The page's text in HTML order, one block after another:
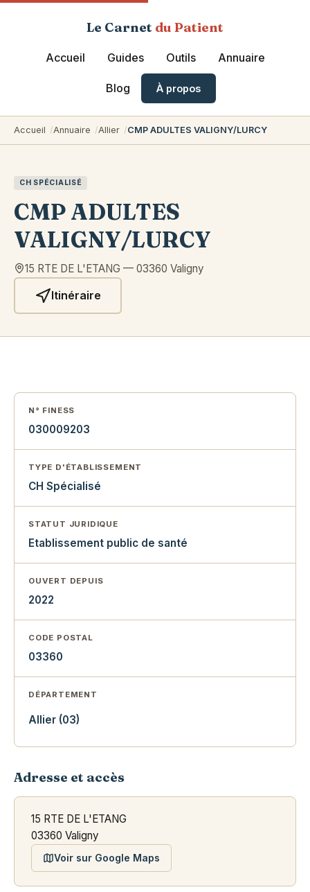
Le Carnet du Patient
Accueil Guides Outils Annuaire
Blog À propos
Accueil Annuaire Allier CMP ADULTES VALIGNY/LURCY
CH SPÉCIALISÉ
CMP ADULTES
VALIGNY/LURCY
15 RTE DE L'ETANG — 03360 Valigny
Itinéraire
N° FINESS
030009203
TYPE D'ÉTABLISSEMENT
CH Spécialisé
STATUT JURIDIQUE
Etablissement public de santé
OUVERT DEPUIS
2022
CODE POSTAL
03360
DÉPARTEMENT
Allier (03)
Adresse et accès
15 RTE DE L'ETANG
03360 Valigny
Voir sur Google Maps